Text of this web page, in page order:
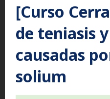
[Curso
de teniasis
causadas
solium